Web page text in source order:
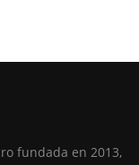
fundada en 2013,